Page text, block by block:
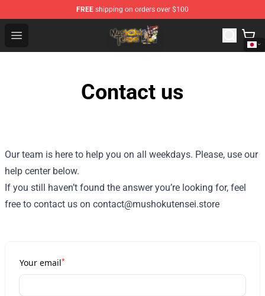
FREE shipping on orders over $100
Open menu
Mushoku Tensei Store - Official Mushoku Tensei
Contact us
Our team is here to help you on all weekdays. Please, use our
help center below.
If you still haven’t found the answer you’re looking for, feel
free to contact us on contact@mushokutensei.store